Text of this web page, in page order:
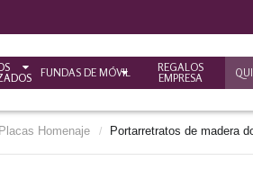
FUNDAS DE MÓVIL
REGALOS
EMPRESA
Homenaje / Portarretratos de madera